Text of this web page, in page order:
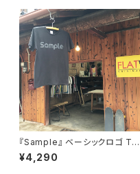
『Sample』 ベーシックロゴ TE
E ブラック on ブラック
¥4,290